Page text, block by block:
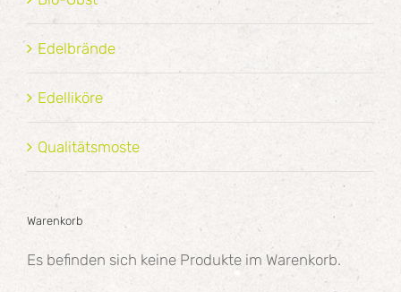
Edelbrände
Edelliköre
Qualitätsmoste
Warenkorb
Es befinden sich keine Produkte im Warenkorb.